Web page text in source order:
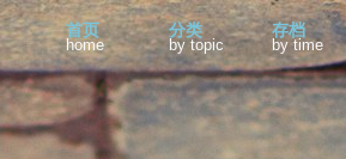
首页
home
分类
by topic
存档
by time